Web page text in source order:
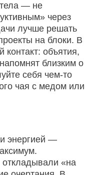
тела — не
через
лучше решать
на блоки. В
контакт: объятия,
близким о
себя чем‑то
чая с медом или
энергией —
откладывали «на